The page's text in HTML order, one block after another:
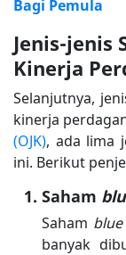
Bagi Pemula
Jenis-jenis
Kinerja
Selanjutnya,
kinerja
(OJK), ada lima
ini. Berikut
Saham
Saham
banyak